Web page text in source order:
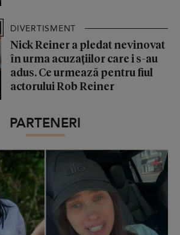
DIVERTISMENT
Nick Reiner a pledat nevinovat
în urma acuzațiilor care i s-au
adus. Ce urmează pentru fiul
actorului Rob Reiner
PARTENERI